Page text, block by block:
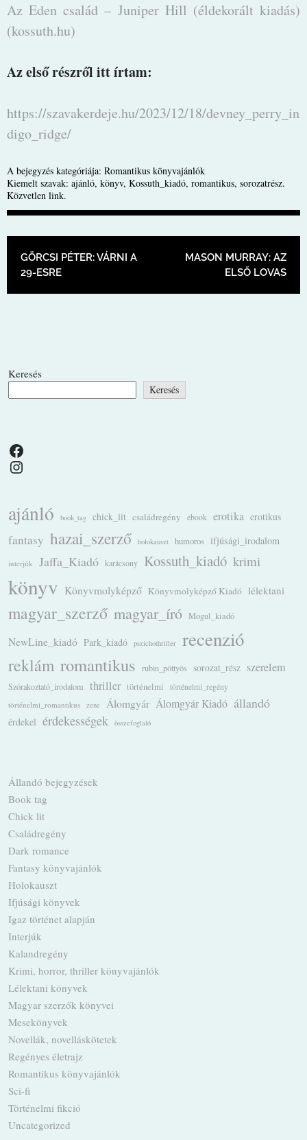
Az Eden család – Juniper Hill (éldekorált kiadás)
(kossuth.hu)
Az első részről itt írtam:
https://szavakerdeje.hu/2023/12/18/devney_perry_in
digo_ridge/
A bejegyzés kategóriája: Romantikus könyvajánlók
Kiemelt szavak: ajánló, könyv, Kossuth_kiadó, romantikus, sorozatrész.
Közvetlen link.
BEJEGYZÉS NAVIGÁCIÓ
GÖRCSI PÉTER: VÁRNI A
29-ESRE
MASON MURRAY: AZ
ELSŐ LOVAS
Keresés
Keresés
Facebook
Instagram
ajánló book_tag chick_lit családregény ebook erotika erotikus
fantasy hazai_szerző holokauszt humoros ifjúsági_irodalom
interjúk Jaffa_Kiadó karácsony Kossuth_kiadó krimi
könyv Könyvmolyképző Könyvmolyképző Kiadó lélektani
magyar_szerző magyar_író Mogul_kiadó
NewLine_kiadó Park_kiadó pszichothriller recenzió
reklám romantikus rubin_pöttyös sorozat_rész szerelem
Szórakoztató_irodalom thriller történelmi
történelmi_regény
történelmi_romantikus
zene Álomgyár Álomgyár Kiadó állandó
érdekel érdekességek összefoglaló
Állandó bejegyzések
Book tag
Chick lit
Családregény
Dark romance
Fantasy könyvajánlók
Holokauszt
Ifjúsági könyvek
Igaz történet alapján
Interjúk
Kalandregény
Krimi, horror, thriller könyvajánlók
Lélektani könyvek
Magyar szerzők könyvei
Mesekönyvek
Novellák, novelláskötetek
Regényes életrajz
Romantikus könyvajánlók
Sci-fi
Történelmi fikció
Uncategorized